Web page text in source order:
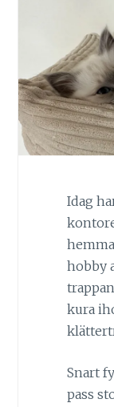
Idag
hobby
kura
Snart
pass